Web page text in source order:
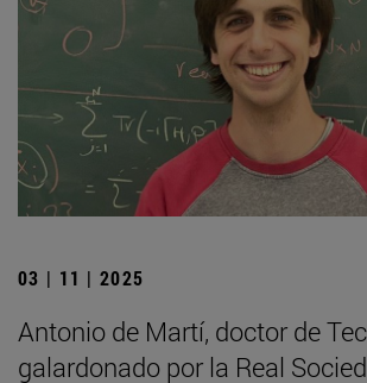
03 | 11 | 2025
Antonio de Martí, doctor de
galardonado por la Real